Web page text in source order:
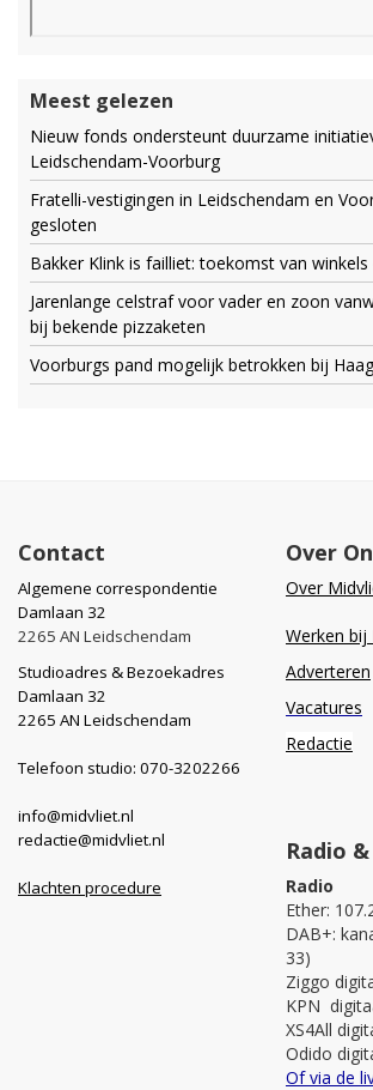
Meest gelezen
Nieuw fonds ondersteunt duurzame
Leidschendam-Voorburg
Fratelli-vestigingen in Leidschendam en
gesloten
Bakker Klink is failliet: toekomst van
Jarenlange celstraf voor vader en zoon
bij bekende pizzaketen
Voorburgs pand mogelijk betrokken bij
Contact
Algemene correspondentie
Damlaan 32
2265 AN Leidschendam
Studioadres & Bezoekadres
Damlaan 32
2265 AN Leidschendam
Telefoon studio: 070-3202266
info@midvliet.nl
redactie@midvliet.nl
Klachten procedure
Over
Over
Werken bij
Adverteren
Vacatures
Redactie
Radio
Radio
Ether:
DAB+:
33)
Ziggo
KPN
XS4All
Odido
Of via de